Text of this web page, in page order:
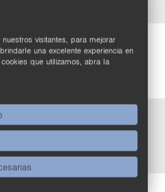
Pan­ta­lla OLED, in­ter­faz IO-​Link
Pan­ta­lla OLED, in­ter­faz RS-232
visitantes, para mejorar
una excelente experiencia en
que utilizamos, abra la